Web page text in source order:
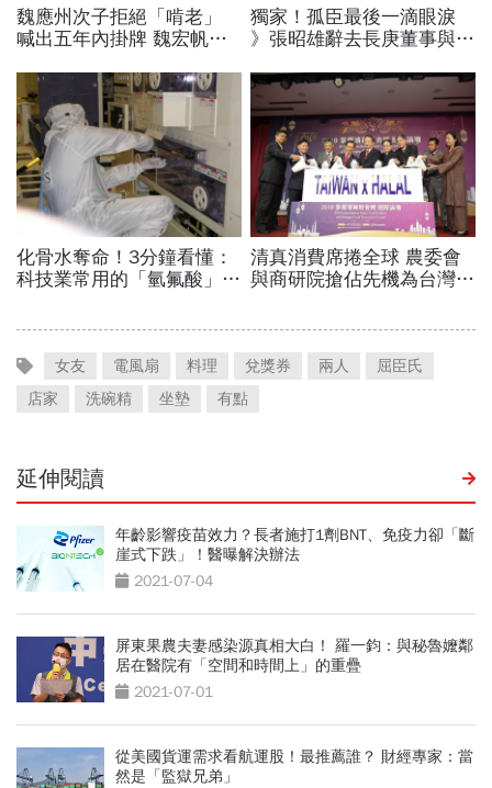
女友 電風扇 料理 兌獎券 兩人
屈臣氏
店家
洗碗精 坐墊 有點
延伸閱讀
年齡影響疫苗效力？長者施打1劑BNT、免疫力卻「斷
崖式下跌」！醫曝解決辦法
2021-07-04
屏東果農夫妻感染源真相大白！ 羅一鈞：與秘魯嬤鄰
居在醫院有「空間和時間上」的重疊
2021-07-01
從美國貨運需求看航運股！最推薦誰？ 財經專家：當
然是「監獄兄弟」